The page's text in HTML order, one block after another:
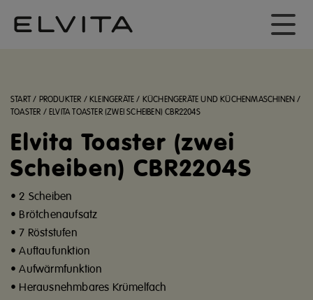
START / PRODUKTER /KLEINGERÄTE / KÜCHENGERÄTE UND KÜCHENMASCHINEN /
TOASTER /ELVITA TOASTER (ZWEI SCHEIBEN) CBR2204S
Elvita Toaster (zwei
Scheiben) CBR2204S
• 2 Scheiben
• Brötchenaufsatz
• 7 Röststufen
• Auftaufunktion
• Aufwärmfunktion
• Herausnehmbares Krümelfach